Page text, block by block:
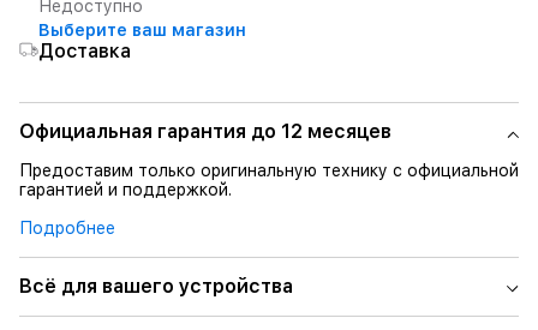
Недоступно
Выберите ваш магазин
Доставка
Официальная гарантия до 12 месяцев
Предоставим только оригинальную технику с официальной
гарантией и поддержкой.
Подробнее
Всё для вашего устройства